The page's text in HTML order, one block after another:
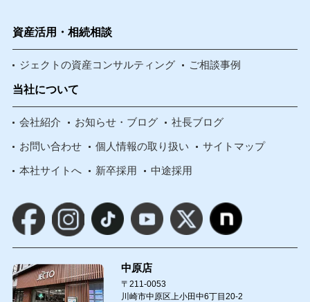
資産活用・相続相談
ジェクトの資産コンサルティング ご相談事例
当社について
会社紹介 お知らせ・ブログ 社長ブログ
お問い合わせ 個人情報の取り扱い サイトマップ
本社サイトへ 新卒採用 中途採用
中原店
〒211-0053
川崎市中原区上小田中6丁目20-2